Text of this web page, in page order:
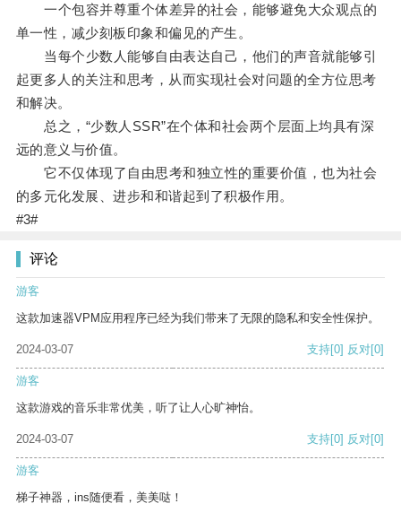
一个包容并尊重个体差异的社会，能够避免大众观点的
单一性，减少刻板印象和偏见的产生。
当每个少数人能够自由表达自己，他们的声音就能够引
起更多人的关注和思考，从而实现社会对问题的全方位思考
和解决。
总之，“少数人SSR”在个体和社会两个层面上均具有深
远的意义与价值。
它不仅体现了自由思考和独立性的重要价值，也为社会
的多元化发展、进步和和谐起到了积极作用。
#3#
评论
游客
这款加速器VPM应用程序已经为我们带来了无限的隐私和安全性保护。
2024-03-07 支持[0] 反对[0]
游客
这款游戏的音乐非常优美，听了让人心旷神怡。
2024-03-07 支持[0] 反对[0]
游客
梯子神器，ins随便看，美美哒！